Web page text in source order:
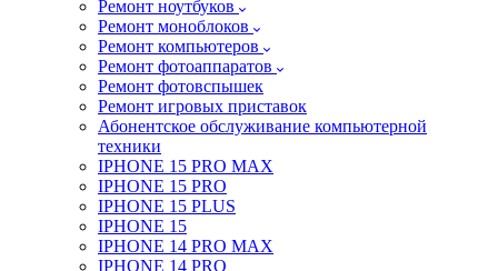
Ремонт ноутбуков
Ремонт моноблоков
Ремонт компьютеров
Ремонт фотоаппаратов
Ремонт фотовспышек
Ремонт игровых приставок
Абонентское обслуживание компьютерной
техники
IPHONE 15 PRO MAX
IPHONE 15 PRO
IPHONE 15 PLUS
IPHONE 15
IPHONE 14 PRO MAX
IPHONE 14 PRO